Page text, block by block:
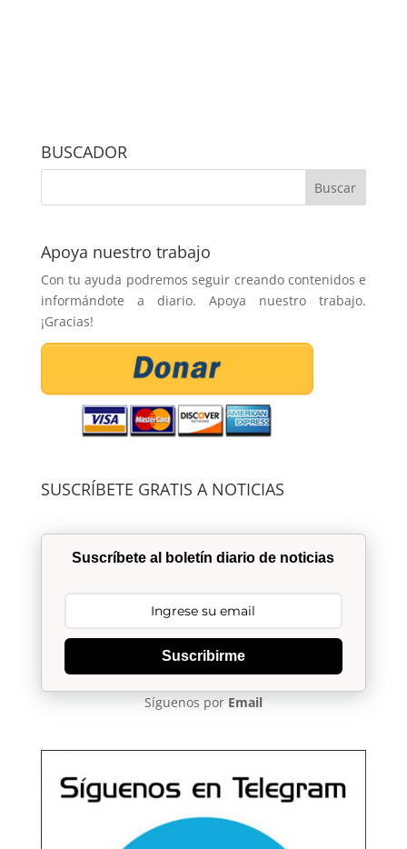
BUSCADOR
Apoya nuestro trabajo
Con tu ayuda podremos seguir creando contenidos e
informándote a diario. Apoya nuestro trabajo.
¡Gracias!
SUSCRÍBETE GRATIS A NOTICIAS
Suscríbete al boletín diario de noticias
Suscribirme
Síguenos por Email